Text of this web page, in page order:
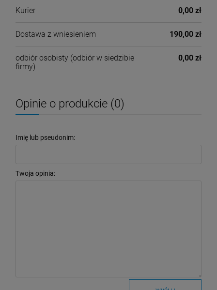
Kurier 0,00 zł
Dostawa z wniesieniem 190,00 zł
odbiór osobisty (odbiór w siedzibie
firmy)
0,00 zł
Opinie o produkcie (0)
Imię lub pseudonim:
Twoja opinia: